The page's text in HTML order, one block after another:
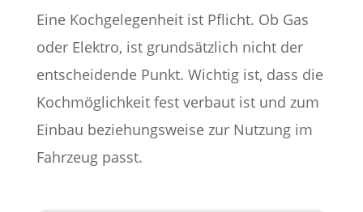
Eine Kochgelegenheit ist Pflicht. Ob Gas
oder Elektro, ist grundsätzlich nicht der
entscheidende Punkt. Wichtig ist, dass die
Kochmöglichkeit fest verbaut ist und zum
Einbau beziehungsweise zur Nutzung im
Fahrzeug passt.